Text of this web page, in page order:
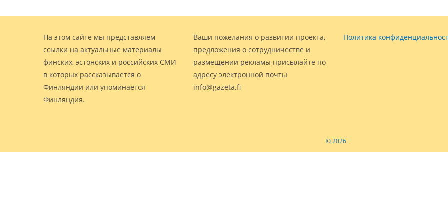
На этом сайте мы представляем
ссылки на актуальные материалы
финских, эстонских и российских СМИ
в которых рассказывается о
Финляндии или упоминается
Финляндия.
Ваши пожелания о развитии проекта,
предложения о сотрудничестве и
размещении рекламы присылайте по
адресу электронной почты
info@gazeta.fi
Политика
© 2026